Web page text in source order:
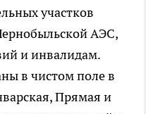
участков
АЭС,
и инвалидам.
в чистом поле в
Прямая и